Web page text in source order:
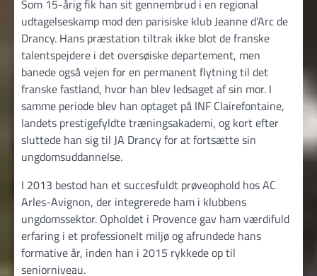
Som 15-årig fik han sit gennembrud i en regional
udtagelseskamp mod den parisiske klub Jeanne d’Arc de
Drancy. Hans præstation tiltrak ikke blot de franske
talentspejdere i det oversøiske departement, men
banede også vejen for en permanent flytning til det
franske fastland, hvor han blev ledsaget af sin mor. I
samme periode blev han optaget på INF Clairefontaine,
landets prestigefyldte træningsakademi, og kort efter
sluttede han sig til JA Drancy for at fortsætte sin
ungdomsuddannelse.
I 2013 bestod han et succesfuldt prøveophold hos AC
Arles-Avignon, der integrerede ham i klubbens
ungdomssektor. Opholdet i Provence gav ham værdifuld
erfaring i et professionelt miljø og afrundede hans
formative år, inden han i 2015 rykkede op til
seniorniveau.